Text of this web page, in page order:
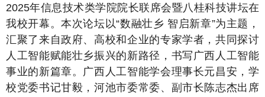
2025年信息技术类学院院长联席会暨八桂科技讲坛在
我校开幕。本次论坛以“数融壮乡 智启新章”为主题，
汇聚了来自政府、高校和企业的专家学者，共同探讨
人工智能赋能壮乡振兴的新路径，书写广西人工智能
事业的新篇章。广西人工智能学会理事长元昌安，学
校党委书记甘毅，河池市委常委、副市长陈志杰出席